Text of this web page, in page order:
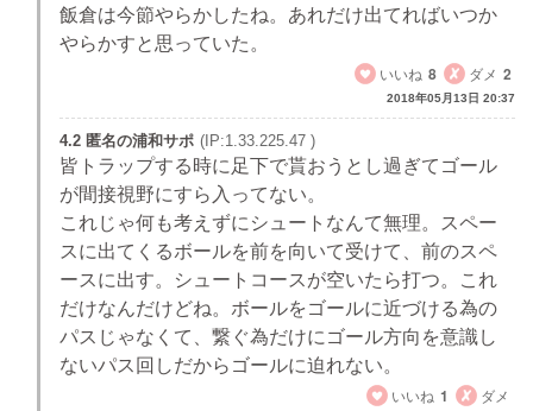
飯倉は今節やらかしたね。あれだけ出てればいつか
やらかすと思っていた。
いいね 8 ダメ 2
2018年05月13日 20:37
4.2 匿名の浦和サポ (IP:1.33.225.47 )
皆トラップする時に足下で貰おうとし過ぎてゴール
が間接視野にすら入ってない。
これじゃ何も考えずにシュートなんて無理。スペー
スに出てくるボールを前を向いて受けて、前のスペ
ースに出す。シュートコースが空いたら打つ。これ
だけなんだけどね。ボールをゴールに近づける為の
パスじゃなくて、繋ぐ為だけにゴール方向を意識し
ないパス回しだからゴールに迫れない。
いいね 1 ダメ